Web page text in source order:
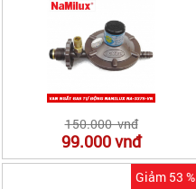
150.000 vnđ
99.000vnđ
Giảm 53 %